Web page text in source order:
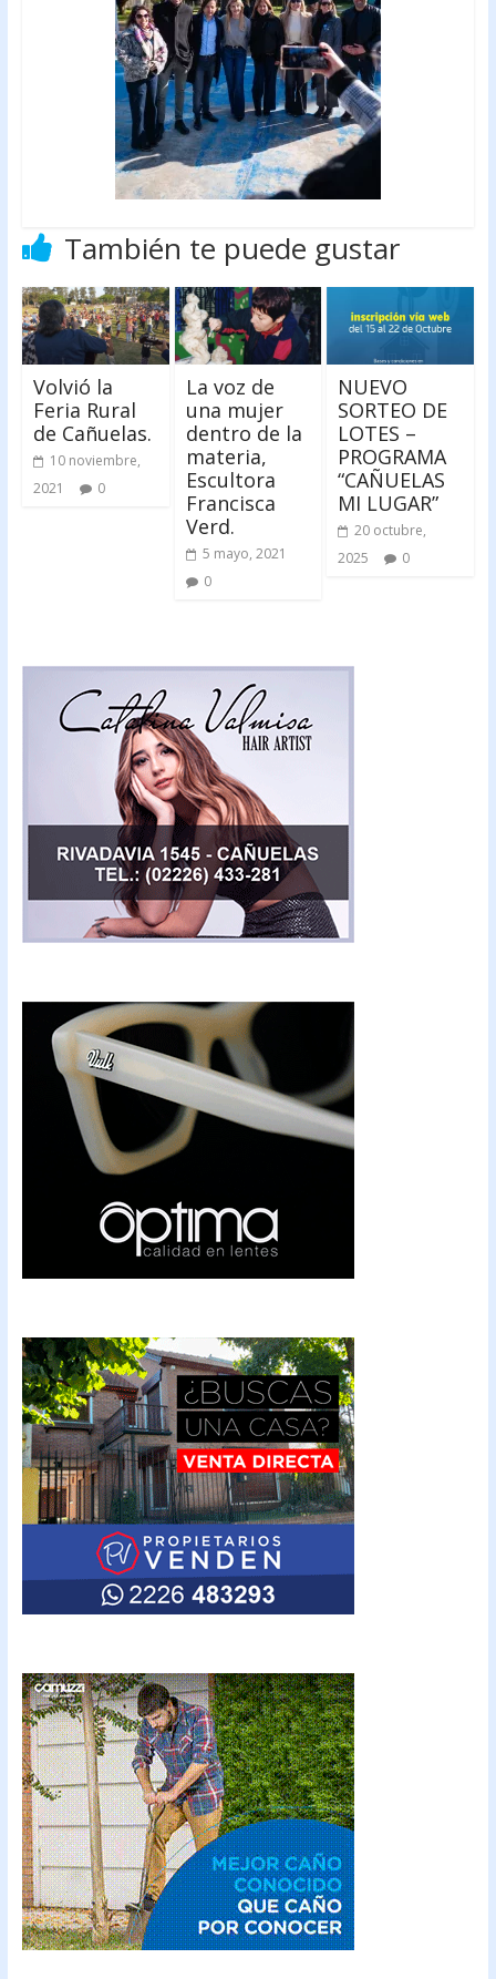
También te puede gustar
Volvió la
Feria Rural
de Cañuelas.
10 noviembre,
2021
0
La voz de
una mujer
dentro de la
materia,
Escultora
Francisca
Verd.
5 mayo, 2021
0
NUEVO
SORTEO DE
LOTES –
PROGRAMA
“CAÑUELAS
MI LUGAR”
20 octubre,
2025
0